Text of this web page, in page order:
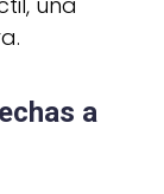
a